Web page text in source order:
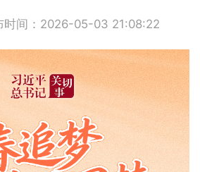
时间：2026-05-03 21:08:22